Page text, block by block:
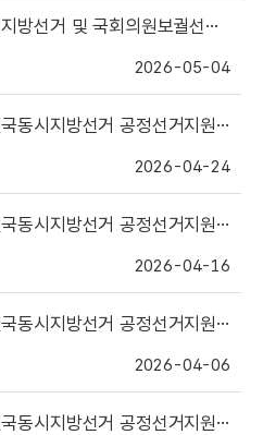
국회의원보궐선거 공정선거지원단 모집
2026-05-04
선거 공정선거지원단(추가 선거지원단) 최종 합격자 안내
2026-04-24
지방선거 공정선거지원단 추가 모집 안내
2026-04-16
지방선거 공정선거지원단 추가 모집 안내
2026-04-06
선거 공정선거지원단(추가 선거지원단) 최종 합격자 안내